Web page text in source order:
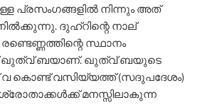
പ്രസംഗങ്ങളില്‍ നിന്നും അത്
ദുഹ്‌റിന്റെ നാല്
സ്ഥാനം
ഖുത്വ് ബയാണ്. ഖുത്വ് ബയുടെ
കൊണ്ട് വസിയ്യത്ത് (സദുപദേശം)
മനസ്സിലാകുന്ന